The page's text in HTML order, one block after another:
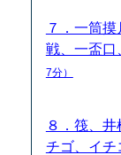
７．一筒
戦、一盃
7分）
８．筏、
チゴ、イチ